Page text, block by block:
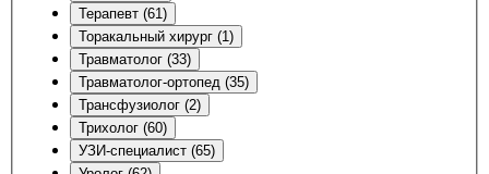
Терапевт (61)
Торакальный хирург (1)
Травматолог (33)
Травматолог-ортопед (35)
Трансфузиолог (2)
Трихолог (60)
УЗИ-специалист (65)